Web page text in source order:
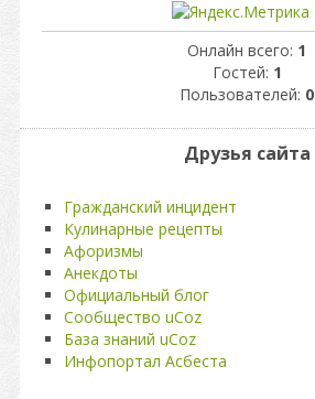
Онлайн всего: 1
Гостей: 1
Пользователей: 0
Друзья сайта
Гражданский инцидент
Кулинарные рецепты
Афоризмы
Анекдоты
Официальный блог
Сообщество uCoz
База знаний uCoz
Инфопортал Асбеста